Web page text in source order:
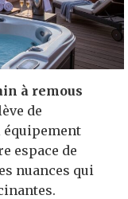
à remous
de
équipement
espace de
nuances qui